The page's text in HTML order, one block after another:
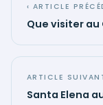
‹ ARTICLE
Que visiter au
ARTICLE
Santa Elena